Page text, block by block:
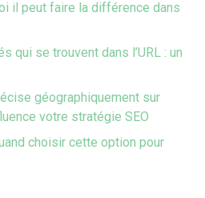
il peut faire la différence dans
qui se trouvent dans l’URL : un
géographiquement sur
votre stratégie SEO
choisir cette option pour